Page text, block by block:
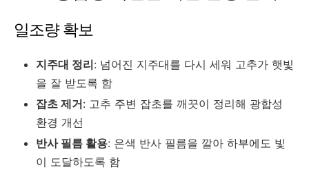
일조량 확보
지주대 정리: 넘어진 지주대를 다시 세워 고추가 햇빛
을 잘 받도록 함
잡초 제거: 고추 주변 잡초를 깨끗이 정리해 광합성
환경 개선
반사 필름 활용: 은색 반사 필름을 깔아 하부에도 빛
이 도달하도록 함